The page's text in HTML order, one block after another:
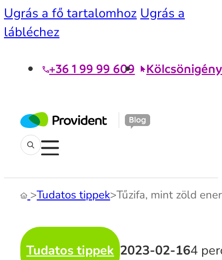
Ugrás a fő tartalomhoz Ugrás a
lábléchez
+36 1 99 99 609
>Tudatos tippek>Tűzifa, mint zöld
Tudatos tippek 2023-02-164